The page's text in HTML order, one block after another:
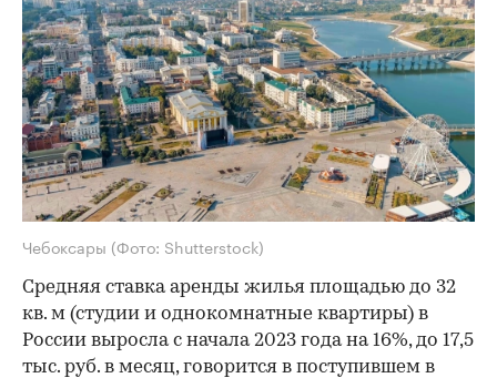
Чебоксары (Фото: Shutterstock)
Средняя ставка аренды жилья площадью до 32
кв. м (студии и однокомнатные квартиры) в
России выросла с начала 2023 года на 16%, до 17,5
тыс. руб. в месяц, говорится в поступившем в